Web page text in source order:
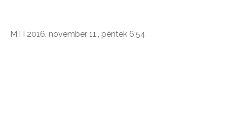
MTI 2016. november 11., péntek 6:54